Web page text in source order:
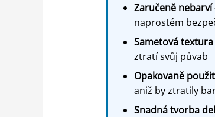
Zaručeně nebarví
naprostém
Sametová
ztratí svůj půvab
Opakovaně
aniž by ztratily
Snadná tvorba